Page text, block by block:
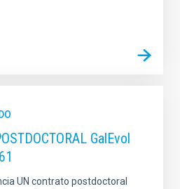
GalEvol
UN contrato postdoctoral